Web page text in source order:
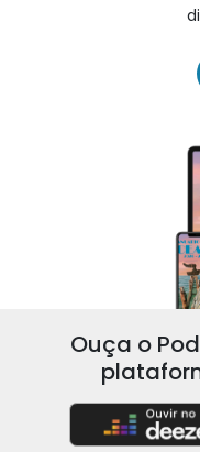
Ouça o